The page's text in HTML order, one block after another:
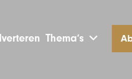
Thema’s